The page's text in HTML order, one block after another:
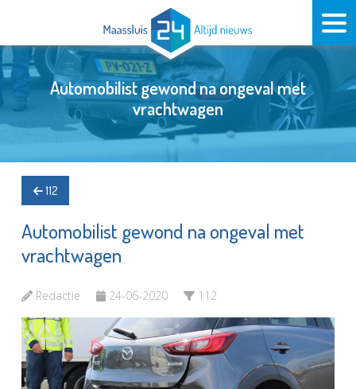
Automobilist gewond na ongeval met
vrachtwagen
112
Automobilist gewond na ongeval met
vrachtwagen
Redactie 24-06-2020 112